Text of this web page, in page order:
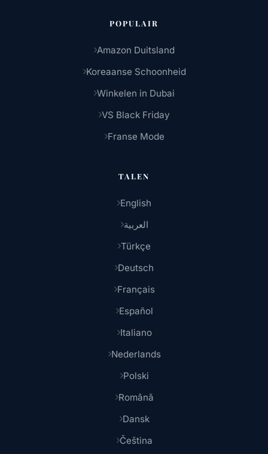
POPULAIR
Amazon Duitsland
Koreaanse Schoonheid
Winkelen in Dubai
VS Black Friday
Franse Mode
TALEN
English
العربية
Türkçe
Deutsch
Français
Español
Italiano
Nederlands
Polski
Română
Dansk
Čeština